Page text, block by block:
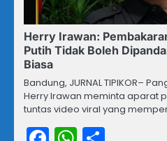
Herry Irawan:
Putih Tidak Boleh
Biasa
Bandung, JURNAL TIPIKOR–
Herry Irawan meminta aparat
tuntas video viral yang